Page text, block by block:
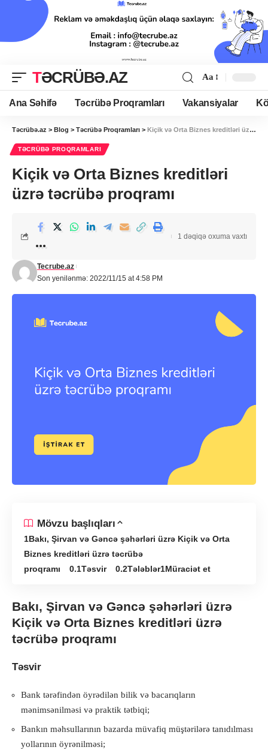
TƏCRÜBƏ.AZ Aa
Ana Səhifə Təcrübə Proqramları Vakansiyalar
Təcrübə.az > Blog > Təcrübə Proqramları > Kiçik və Orta Biznes kreditləri üzrə təcrübə proqramı
TƏCRÜBƏ PROQRAMLARI
Kiçik və Orta Biznes kreditləri
üzrə təcrübə proqramı
Son yenilənmə: 2022/11/15 at 4:58 PM
Tecrube.az
1 dəqiqə oxuma vaxtı
Mövzu başlıqları
Bakı, Şirvan və Gəncə şəhərləri üzrə Kiçik və Orta
Biznes kreditləri üzrə təcrübə
proqramı
Təsvir Tələblər Müraciət et
Bakı, Şirvan və Gəncə şəhərləri üzrə
Kiçik və Orta Biznes kreditləri üzrə
təcrübə proqramı
Təsvir
Bank tərəfindən öyrədilən bilik və bacarıqların
mənimsənilməsi və praktik tətbiqi;
Bankın məhsullarının bazarda müvafiq müştərilərə tanıdılması
yollarının öyrənilməsi;